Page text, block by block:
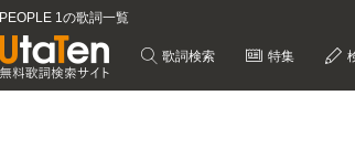
PEOPLE 1の歌詞一覧
歌詞検索 特集